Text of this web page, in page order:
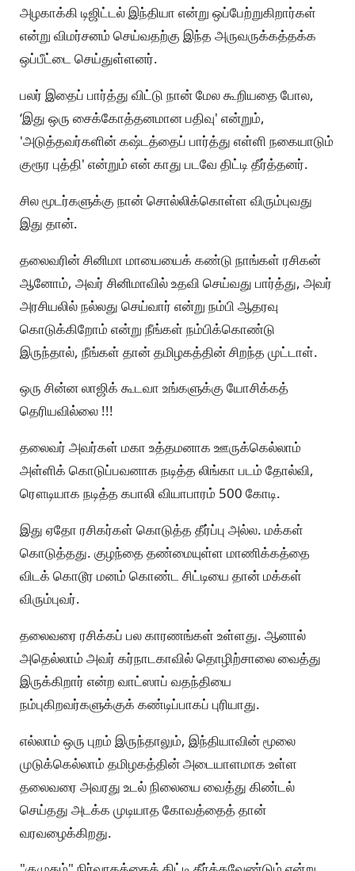
அழகாக்கி டிஜிட்டல் இந்தியா என்று ஒப்பேற்றுகிறார்கள்
என்று விமர்சனம் செய்வதற்கு இந்த அருவருக்கத்தக்க
ஒப்பீட்டை செய்துள்ளனர்.
பலர் இதைப் பார்த்து விட்டு நான் மேல கூறியதை போல,
‘இது ஒரு சைக்கோத்தனமான பதிவு' என்றும்,
'அடுத்தவர்களின் கஷ்டத்தைப் பார்த்து எள்ளி நகையாடும்
குரூர புத்தி' என்றும் என் காது படவே திட்டி தீர்த்தனர்.
சில மூடர்களுக்கு நான் சொல்லிக்கொள்ள விரும்புவது
இது தான்.
தலைவரின் சினிமா மாயையைக் கண்டு நாங்கள் ரசிகன்
ஆனோம், அவர் சினிமாவில் உதவி செய்வது பார்த்து, அவர்
அரசியலில் நல்லது செய்வார் என்று நம்பி ஆதரவு
கொடுக்கிறோம் என்று நீங்கள் நம்பிக்கொண்டு
இருந்தால், நீங்கள் தான் தமிழகத்தின் சிறந்த முட்டாள்.
ஒரு சின்ன லாஜிக் கூடவா உங்களுக்கு யோசிக்கத்
தெரியவில்லை !!!
தலைவர் அவர்கள் மகா உத்தமனாக ஊருக்கெல்லாம்
அள்ளிக் கொடுப்பவனாக நடித்த லிங்கா படம் தோல்வி,
ரௌடியாக நடித்த கபாலி வியாபாரம் 500 கோடி.
இது ஏதோ ரசிகர்கள் கொடுத்த தீர்ப்பு அல்ல. மக்கள்
கொடுத்தது. குழந்தை தண்மையுள்ள மாணிக்கத்தை
விடக் கொடூர மனம் கொண்ட சிட்டியை தான் மக்கள்
விரும்புவர்.
தலைவரை ரசிக்கப் பல காரணங்கள் உள்ளது. ஆனால்
அதெல்லாம் அவர் கர்நாடகாவில் தொழிற்சாலை வைத்து
இருக்கிறார் என்ற வாட்ஸாப் வதந்தியை
நம்புகிறவர்களுக்குக் கண்டிப்பாகப் புரியாது.
எல்லாம் ஒரு புறம் இருந்தாலும், இந்தியாவின் மூலை
முடுக்கெல்லாம் தமிழகத்தின் அடையாளமாக உள்ள
தலைவரை அவரது உடல் நிலையை வைத்து கிண்டல்
செய்தது அடக்க முடியாத கோவத்தைத் தான்
வரவழைக்கிறது.